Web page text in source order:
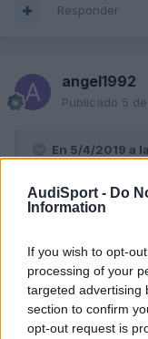
AudiSport - Do
Information
If you wish to opt-
processing of your
targeted advertising
section to confirm
opt-out request is
Responder
angel1992
Publicado 5
En 5/4/2019 a
Que marca y
completa tienes de
Ahora no puedo
etc de eficiencia
Tambien se alineó la